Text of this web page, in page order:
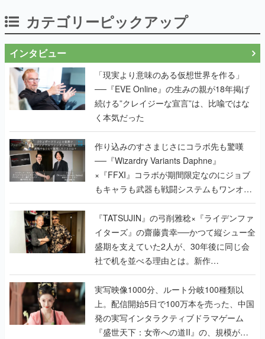
カテゴリーピックアップ
インタビュー
「現実より意味のある仮想世界を作る」
──『EVE Online』の生みの親が18年掲げ
続ける”クレイジーな宣言”は、比喩ではな
く本気だった
作り込みのすさまじさにコラボ先も驚嘆
──『Wizardry Variants Daphne』
×『FFXI』コラボが期間限定なのにジョブ
もキャラも武器も戦闘システムもワンオフ
で作り込まれた理由を両ディレクターに聞
く
『TATSUJIN』の弓削雅稔×『ライデンファ
イターズ』の齋藤貴幸──かつて縦シュー全
盛期を支えていた2人が、30年後に同じ会
社で机を並べる理由とは。新作
『TATSUJIN EXTREME』で初タッグを組
んだレジェンド2人に訊く開発秘話
実写映像1000分、ルート分岐100種類以
上。配信開始5日で100万本を売った、中国
発の実写インタラクティブドラマゲーム
『盛世天下：女帝への道II』の、規模が違